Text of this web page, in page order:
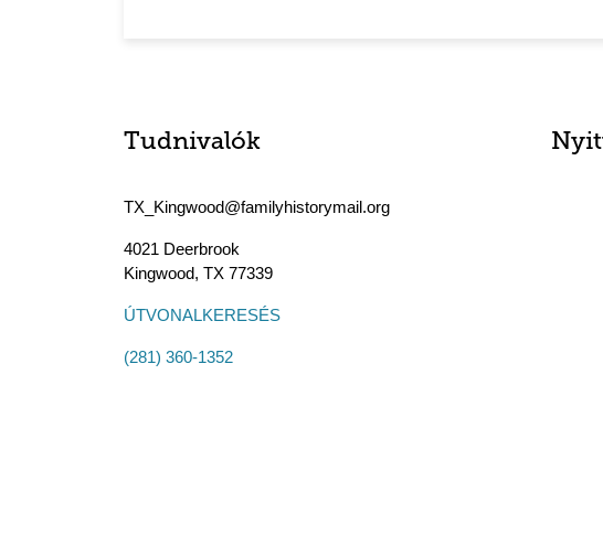
Tudnivalók
TX_Kingwood@familyhistorymail.org
4021 Deerbrook
Kingwood, TX 77339
ÚTVONALKERESÉS
(281) 360-1352